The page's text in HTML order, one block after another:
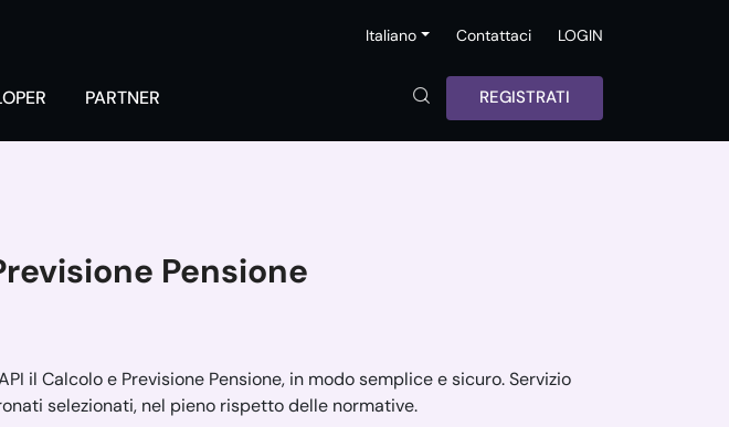
Italiano Contattaci LOGIN
PARTNER REGISTRATI
Pensione
il Calcolo e Previsione Pensione, in modo semplice e sicuro. Servizio
selezionati, nel pieno rispetto delle normative.